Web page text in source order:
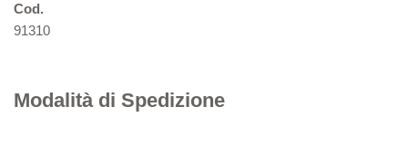
Cod.
91310
Modalità di Spedizione